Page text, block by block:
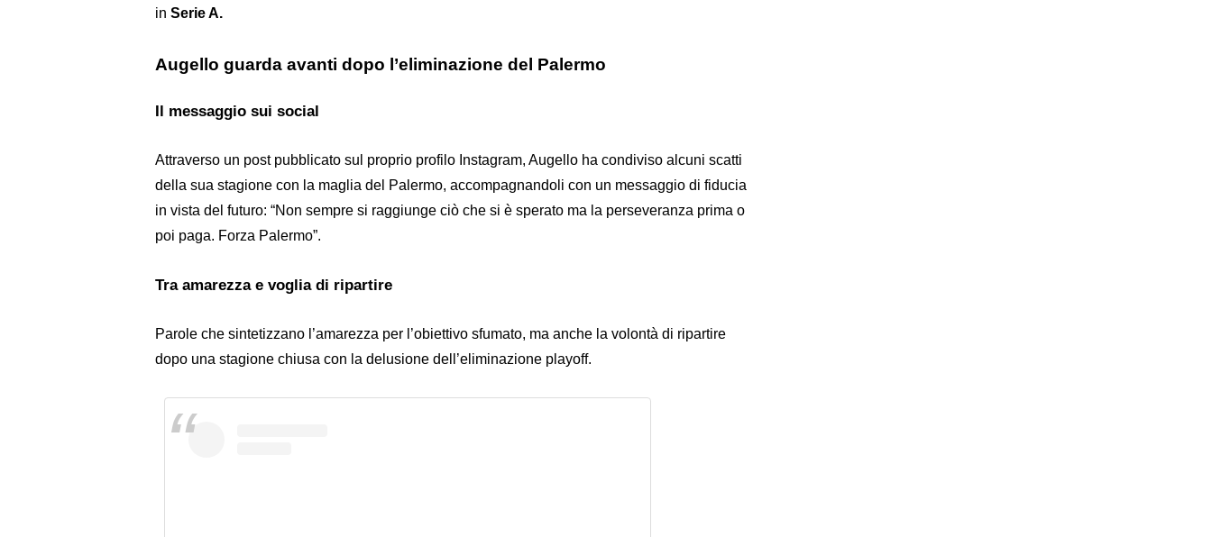
in Serie A.
Augello guarda avanti dopo l’eliminazione del Palermo
Il messaggio sui social
Attraverso un post pubblicato sul proprio profilo Instagram, Augello ha condiviso alcuni scatti
della sua stagione con la maglia del Palermo, accompagnandoli con un messaggio di fiducia
in vista del futuro: “Non sempre si raggiunge ciò che si è sperato ma la perseveranza prima o
poi paga. Forza Palermo”.
Tra amarezza e voglia di ripartire
Parole che sintetizzano l’amarezza per l’obiettivo sfumato, ma anche la volontà di ripartire
dopo una stagione chiusa con la delusione dell’eliminazione playoff.